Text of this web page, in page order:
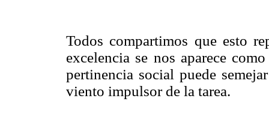
Todos compartimos que esto
excelencia se nos aparece
pertinencia social puede
viento impulsor de la tarea.